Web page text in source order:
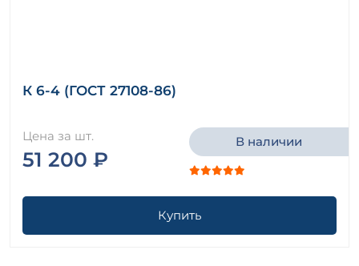
К 6-4 (ГОСТ 27108-86)
Цена за шт.
51 200 ₽
В наличии
Купить